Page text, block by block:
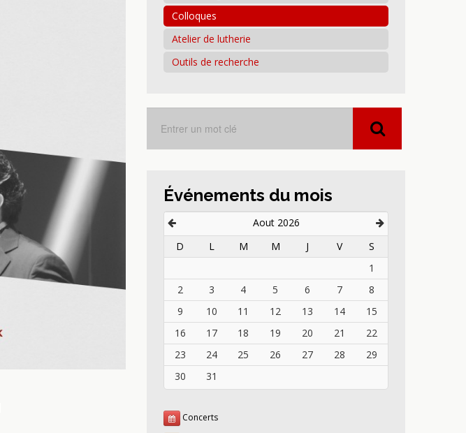
Colloques
Atelier de lutherie
Outils de recherche
Événements du mois
Aout 2026
D
L M M J V
S
1
2
3 4 5 6 7
8
9
10 11 12 13 14
15
16
17 18 19 20 21
22
23
24 25 26 27 28
29
30
31
Concerts